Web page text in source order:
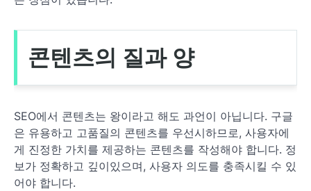
콘텐츠의 질과 양
SEO에서 콘텐츠는 왕이라고 해도 과언이 아닙니다. 구글
은 유용하고 고품질의 콘텐츠를 우선시하므로, 사용자에
게 진정한 가치를 제공하는 콘텐츠를 작성해야 합니다. 정
보가 정확하고 깊이있으며, 사용자 의도를 충족시킬 수 있
어야 합니다.